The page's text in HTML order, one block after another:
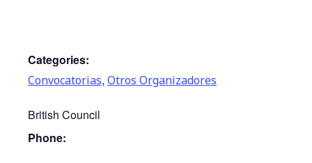
Categories:
Convocatorias, Otros Organizadores
British Council
Phone: